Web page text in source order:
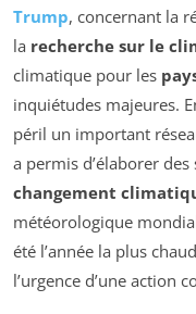
Trump, concernant la
la recherche sur le
climatique pour les
inquiétudes majeures.
péril un important
a permis d’élaborer
changement
météorologique
été l’année la plus
l’urgence d’une action